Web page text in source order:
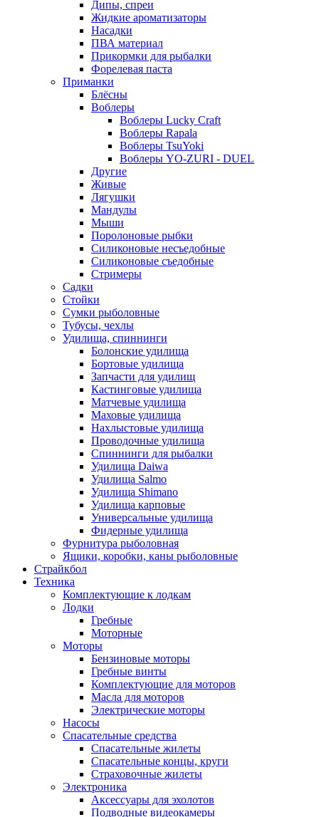
Дипы, спреи
Жидкие ароматизаторы
Насадки
ПВА материал
Прикормки для рыбалки
Форелевая паста
Приманки
Блёсны
Воблеры
Воблеры Lucky Craft
Воблеры Rapala
Воблеры TsuYoki
Воблеры YO-ZURI - DUEL
Другие
Живые
Лягушки
Мандулы
Мыши
Поролоновые рыбки
Силиконовые несъедобные
Силиконовые съедобные
Стримеры
Садки
Стойки
Сумки рыболовные
Тубусы, чехлы
Удилища, спиннинги
Болонские удилища
Бортовые удилища
Запчасти для удилищ
Кастинговые удилища
Матчевые удилища
Маховые удилища
Нахлыстовые удилища
Проводочные удилища
Спиннинги для рыбалки
Удилища Daiwa
Удилища Salmo
Удилища Shimano
Удилища карповые
Универсальные удилища
Фидерные удилища
Фурнитура рыболовная
Ящики, коробки, каны рыболовные
Страйкбол
Техника
Комплектующие к лодкам
Лодки
Гребные
Моторные
Моторы
Бензиновые моторы
Гребные винты
Комплектующие для моторов
Масла для моторов
Электрические моторы
Насосы
Спасательные средства
Спасательные жилеты
Спасательные концы, круги
Страховочные жилеты
Электроника
Аксессуары для эхолотов
Подводные видеокамеры